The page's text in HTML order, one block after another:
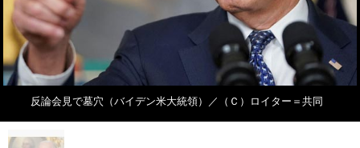
反論会見で墓穴（バイデン米大統領）／（Ｃ）ロイター＝共同